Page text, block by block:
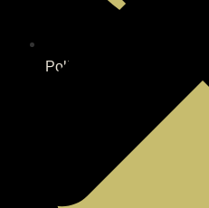
Politique de confidentialité